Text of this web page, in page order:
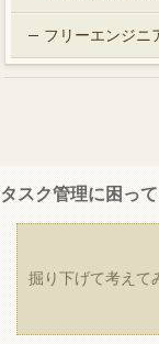
フリーエンジニ
タスク管理に困って
掘り下げて考えて